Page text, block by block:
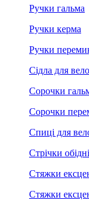
Ручки гальма
Ручки керма
Ручки
Сідла для
Сорочки
Сорочки
Спиці для
Стрічки обідні
Стяжки
Стяжки